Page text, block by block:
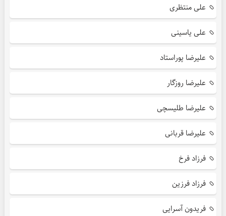
علی منتظری
علی یاسینی
علیرضا پوراستاد
علیرضا روزگار
علیرضا طلیسچی
علیرضا قربانی
فرزاد فرخ
فرزاد فرزین
فریدون آسرایی